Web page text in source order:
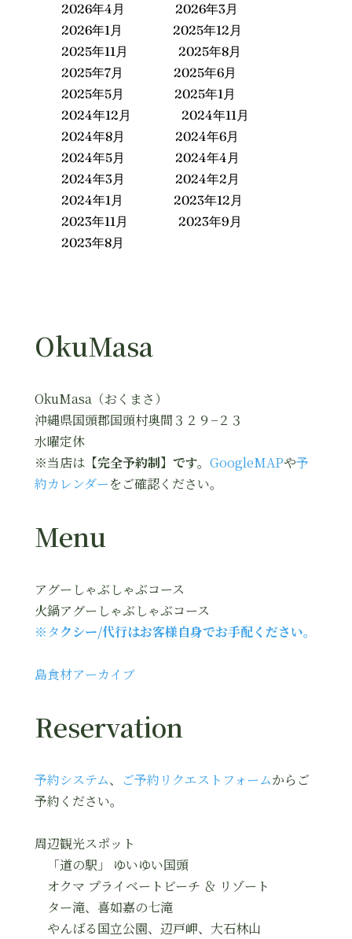
2026年4月
2026年3月
2026年1月
2025年12月
2025年11月
2025年8月
2025年7月
2025年6月
2025年5月
2025年1月
2024年12月
2024年11月
2024年8月
2024年6月
2024年5月
2024年4月
2024年3月
2024年2月
2024年1月
2023年12月
2023年11月
2023年9月
2023年8月
OkuMasa
OkuMasa（おくまさ）
沖縄県国頭郡国頭村奥間３２９−２３
水曜定休
※当店は 【完全予約制】です。 GoogleMAPや予
約カレンダーをご確認ください。
Menu
アグーしゃぶしゃぶコース
火鍋アグーしゃぶしゃぶコース
※タクシー/代行はお客様自身でお手配ください。
島食材アーカイブ
Reservation
予約システム、 ご予約リクエストフォームからご
予約ください。
周辺観光スポット
「道の駅」 ゆいゆい国頭
オクマ プライベートビーチ ＆ リゾート
ター滝、喜如嘉の七滝
やんばる国立公園、辺戸岬、大石林山